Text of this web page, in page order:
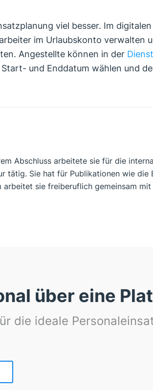
viel besser. Im digitalen
im Urlaubskonto verwalten
Angestellte können in der
und Enddatum wählen und
Abschluss arbeitete sie für die
tätig. Sie hat für Publikationen wie die
sie freiberuflich gemeinsam mit
über eine
die ideale